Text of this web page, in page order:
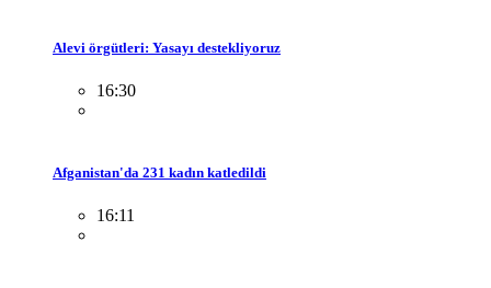
Alevi örgütleri: Yasayı destekliyoruz
16:30
Afganistan'da 231 kadın katledildi
16:11